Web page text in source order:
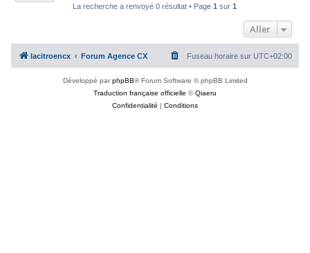
h
e
r
La recherche a renvoyé 0 résultat • Page1 sur1
Aller
lacitroencx Forum Agence CX Fuseau horaire sur UTC+02:00
Développé parphpBB® Forum Software © phpBB Limited
Traduction française officielle ©Qiaeru
Confidentialité | Conditions